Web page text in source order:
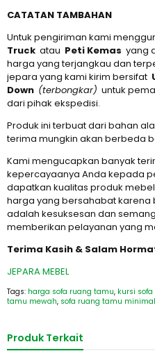
CATATAN TAMBAHAN
Untuk pengiriman kami
Truck atau Peti Kemas yang
harga yang terjangkau dan
jepara yang kami kirim bersifat
Down (terbongkar) untuk
dari pihak ekspedisi.
Produk ini terbuat dari bahan
terima mungkin akan berbeda
Kami mengucapkan banyak
kepercayaanya Anda kepada
dapatkan kualitas produk
harga yang bersahabat
adalah kesuksesan dan
memberikan pelayanan yang
Terima Kasih & Salam
JEPARA MEBEL
Tags: harga sofa ruang tamu, kursi
tamu mewah, sofa ruang tamu
Produk Terkait